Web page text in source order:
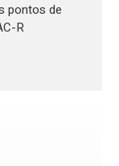
pontos de
R